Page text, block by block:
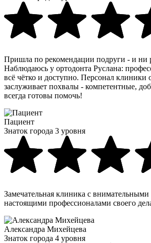
Пришла по рекомендации подруги - и ни
Наблюдаюсь у ортодонта Руслана:
всё чётко и доступно. Персонал клиники
заслуживает похвалы - компетентные,
всегда готовы помочь!
Пациент
Знаток города 3 уровня
Замечательная клиника с внимательными
настоящими профессионалами своего
Александра Михейцева
Знаток города 4 уровня